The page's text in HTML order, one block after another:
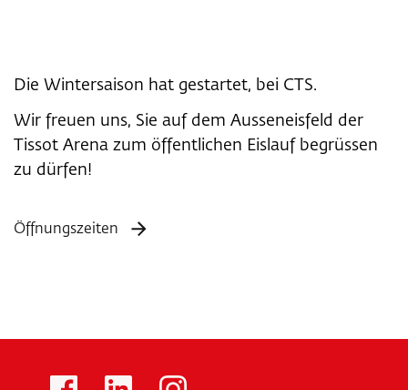
Die Wintersaison hat gestartet, bei CTS.
Wir freuen uns, Sie auf dem Ausseneisfeld der
Tissot Arena zum öffentlichen Eislauf begrüssen
zu dürfen!
Öffnungszeiten